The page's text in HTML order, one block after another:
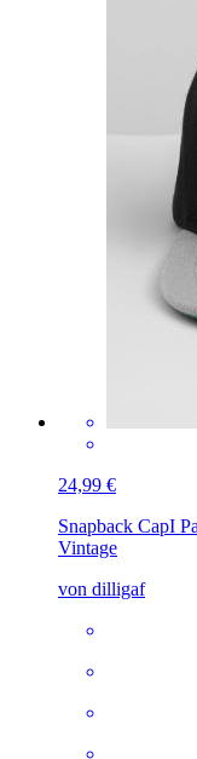
24,99 €
Snapback CapI
Vintage
von dilligaf